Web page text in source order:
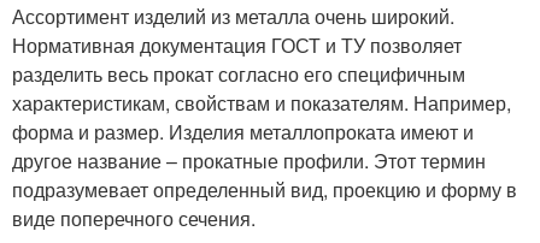
Ассортимент изделий из металла очень широкий.
Нормативная документация ГОСТ и ТУ позволяет
разделить весь прокат согласно его специфичным
характеристикам, свойствам и показателям. Например,
форма и размер. Изделия металлопроката имеют и
другое название – прокатные профили. Этот термин
подразумевает определенный вид, проекцию и форму в
виде поперечного сечения.